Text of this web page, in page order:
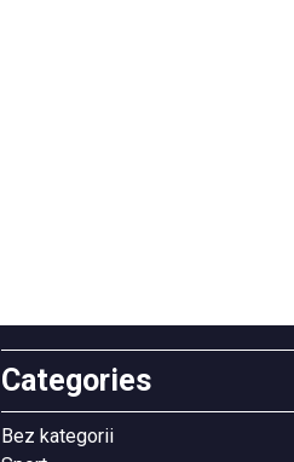
Categories
Bez kategorii